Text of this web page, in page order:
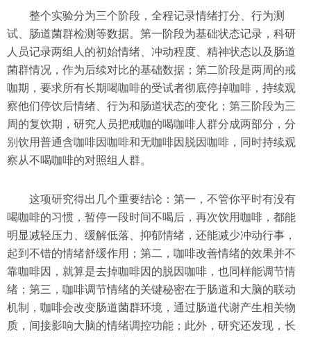
整个实验分为三个阶段，全程记录情绪打分、行为测
试、肠道菌群检测等数据。第一阶段为基础状态记录，科研
人员记录两组人的初始情绪、冲动程度、精神状态以及肠道
菌群情况，作为后续对比的基础数据；第二阶段是两周的戒
咖期，要求所有长期喝咖啡的受试者彻底停掉咖啡，持续观
察他们停饮后情绪、行为和肠道状态的变化；第三阶段为三
周的复饮期，研究人员把戒咖的喝咖啡人群分成两部分，分
别饮用普通含咖啡因咖啡和无咖啡因脱因咖啡，同时持续观
察从不喝咖啡的对照组人群。
这项研究得出几个重要结论：第一，不管你平时有没有
喝咖啡的习惯，暂停一段时间不喝后，再次饮用咖啡，都能
明显减轻压力、缓解低落、抑郁情绪，还能减少冲动行事，
起到不错的情绪舒缓作用；第二，咖啡改善情绪的效果并不
靠咖啡因，就算是去掉咖啡因的脱因咖啡，也同样能调节情
绪；第三，咖啡调节情绪的关键秘密在于肠道和大脑的联动
机制，咖啡会改变肠道菌群环境，通过肠道代谢产生相关物
质，间接影响大脑的情绪调控功能；此外，研究还发现，长